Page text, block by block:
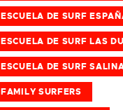
ESCUELA DE SURF
ESCUELA DE SURF LAS
ESCUELA DE SURF
FAMILY SURFERS